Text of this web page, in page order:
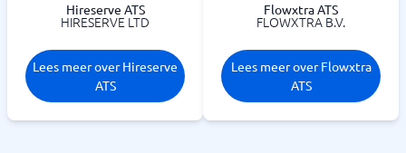
Hireserve ATS
HIRESERVE LTD
Lees meer over Hireserve
ATS
Flowxtra ATS
FLOWXTRA B.V.
Lees meer over Flowxtra
ATS